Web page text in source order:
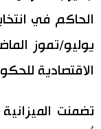
الحاكم في
يوليو/تموز
الاقتصادية